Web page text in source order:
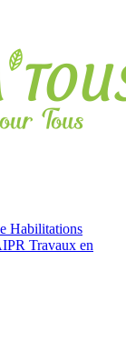
Habilitations
Travaux en